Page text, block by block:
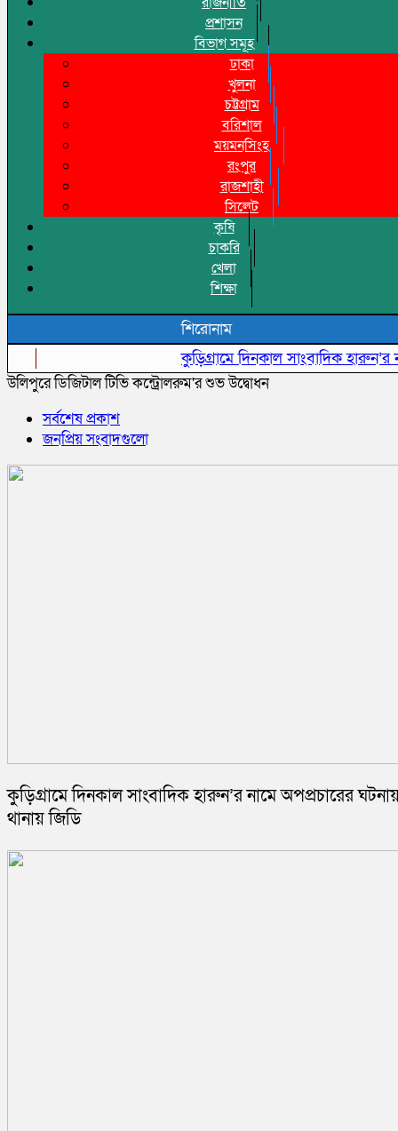
প্রশাসন
বিভাগ সমূহ
ঢাকা
খুলনা
চট্টগ্রাম
বরিশাল
ময়মনসিংহ
রংপুর
রাজশাহী
সিলেট
কৃষি
চাকরি
খেলা
শিক্ষা
শিরোনাম
কুড়িগ্রামে দিনকাল সাংবাদিক হারুন’র
উ‌লিপু‌রে ডিজিটাল টিভি কন্ট্রোলরুম'র শুভ উদ্বোধন
সর্বশেষ প্রকাশ
জনপ্রিয় সংবাদগুলো
কুড়িগ্রামে দিনকাল সাংবাদিক হারুন’র নামে অপপ্রচারের
থানায় জিডি